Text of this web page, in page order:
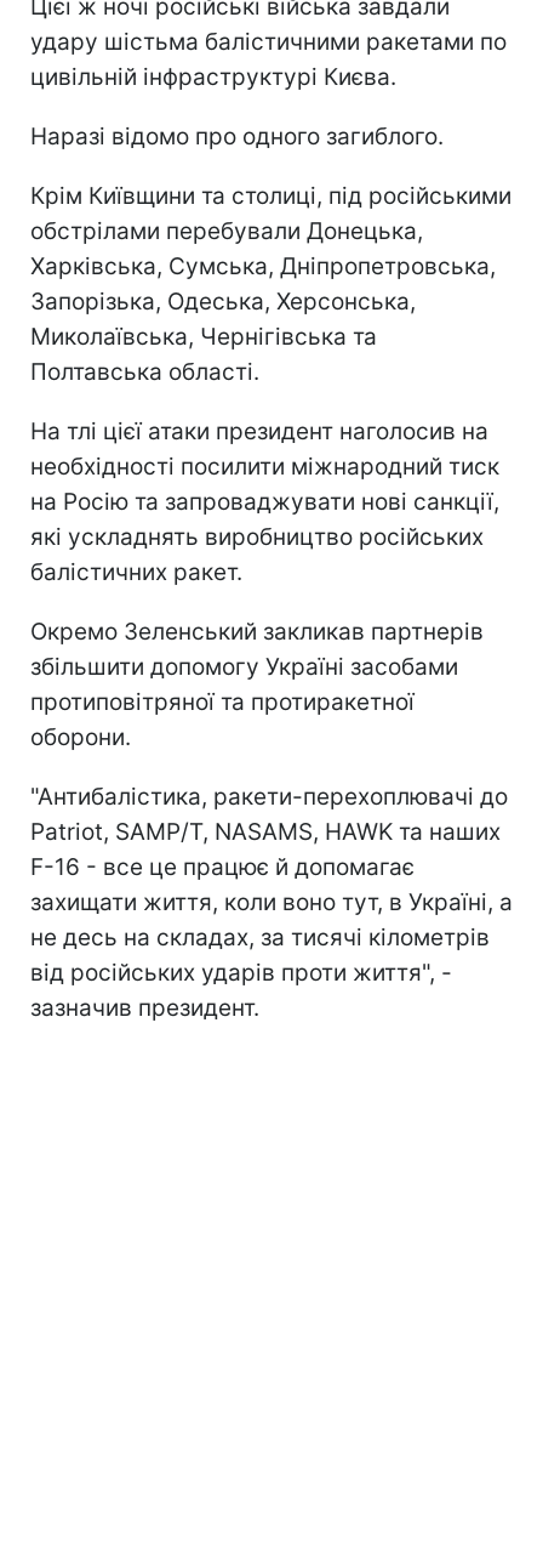
Цієї ж ночі російські війська завдали
удару шістьма балістичними ракетами по
цивільній інфраструктурі Києва.
Наразі відомо про одного загиблого.
Крім Київщини та столиці, під російськими
обстрілами перебували Донецька,
Харківська, Сумська, Дніпропетровська,
Запорізька, Одеська, Херсонська,
Миколаївська, Чернігівська та
Полтавська області.
На тлі цієї атаки президент наголосив на
необхідності посилити міжнародний тиск
на Росію та запроваджувати нові санкції,
які ускладнять виробництво російських
балістичних ракет.
Окремо Зеленський закликав партнерів
збільшити допомогу Україні засобами
протиповітряної та протиракетної
оборони.
"Антибалістика, ракети-перехоплювачі до
Patriot, SAMP/T, NASAMS, HAWK та наших
F-16 - все це працює й допомагає
захищати життя, коли воно тут, в Україні, а
не десь на складах, за тисячі кілометрів
від російських ударів проти життя", -
зазначив президент.